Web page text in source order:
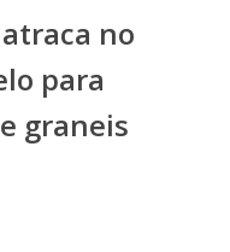
no
para
graneis